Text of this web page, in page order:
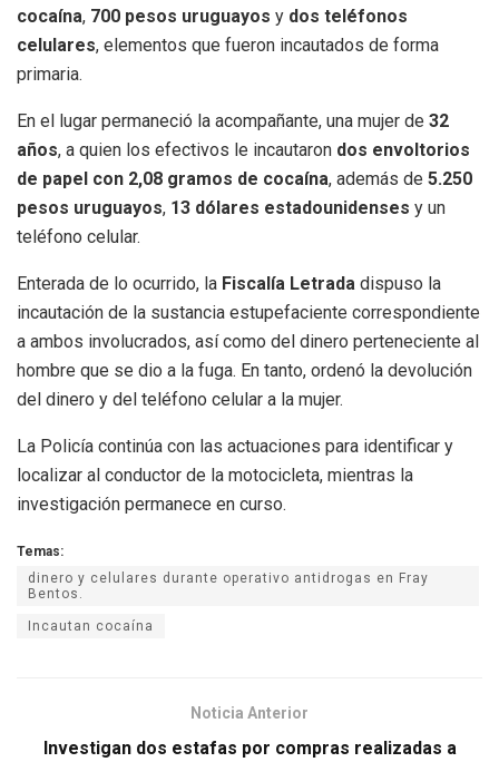
cocaína, 700 pesos uruguayos y dos teléfonos
celulares, elementos que fueron incautados de forma
primaria.
En el lugar permaneció la acompañante, una mujer de 32
años, a quien los efectivos le incautaron dos envoltorios
de papel con 2,08 gramos de cocaína, además de 5.250
pesos uruguayos, 13 dólares estadounidenses y un
teléfono celular.
Enterada de lo ocurrido, la Fiscalía Letrada dispuso la
incautación de la sustancia estupefaciente correspondiente
a ambos involucrados, así como del dinero perteneciente al
hombre que se dio a la fuga. En tanto, ordenó la devolución
del dinero y del teléfono celular a la mujer.
La Policía continúa con las actuaciones para identificar y
localizar al conductor de la motocicleta, mientras la
investigación permanece en curso.
Temas:
dinero y celulares durante operativo antidrogas en Fray
Bentos.
Incautan cocaína
Noticia Anterior
Investigan dos estafas por compras realizadas a